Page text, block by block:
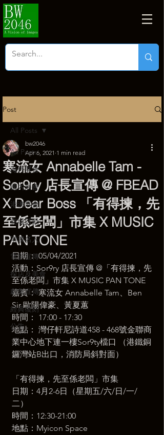
Post
All Posts
海外展會
國內展會
港澳展會
商塲活動
港澳名人
電影宣傳
探店及美食
劇集宣傳
經典復刻
公告
All Posts
寒流女 Annabelle Tam -
Sor9ry 店長宣傳 @ FBEAD
X Dear Boss 「有得揀，先
至係老闆」市集 X MUSIC
PAN TONE
bw2046
Apr 6, 2021 1 min read
日期： 05/04/2021
活動：Sor9ry 店長宣傳 @「有得揀，先
至係老闆」市集 X MUSIC PAN TONE
嘉賓： 寒流女 Annabelle Tam、Ben
Sir 歐陽偉豪、黃夏蕙
時間： 17:00 - 17:30
地點： 灣仔軒尼詩道458 - 468號金聯商
業中心地下連一樓Sor9ty檔口 （港鐵銅
鑼灣站B出口，消防局斜對面）
「有得揀，先至係老闆」市集
日期：4月2-6日（星期五/六/日/一/
二）
時間：12:30​-21:00​
地點：Myicon Space